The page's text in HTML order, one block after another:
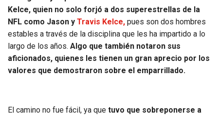
Kelce, quien no solo forjó a dos superestrellas de la
NFL como Jason y Travis Kelce, pues son dos hombres
estables a través de la disciplina que les ha impartido a lo
largo de los años. Algo que también notaron sus
aficionados, quienes les tienen un gran aprecio por los
valores que demostraron sobre el emparrillado.
El camino no fue fácil, ya que tuvo que sobreponerse a